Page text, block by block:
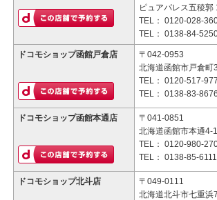
ピュアパレス五稜郭
TEL： 0120-028-
TEL： 0138-84-
ドコモショップ函館戸倉店
〒042-0953
北海道函館市戸倉町
TEL： 0120-517-977
TEL： 0138-83-8676
ドコモショップ函館本通店
〒041-0851
北海道函館市本通4-
TEL： 0120-980-
TEL： 0138-85-6111
ドコモショップ北斗店
〒049-0111
北海道北斗市七重浜